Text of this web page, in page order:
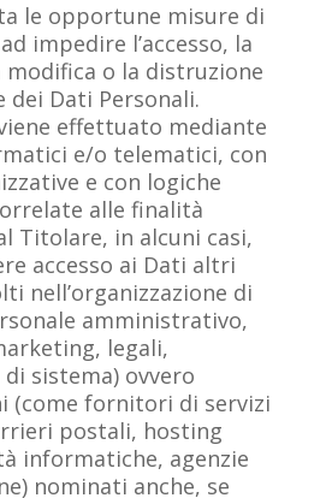
le opportune misure di
impedire l’accesso, la
modifica o la distruzione
dei Dati Personali.
effettuato mediante
e/o telematici, con
e con logiche
alle finalità
Titolare, in alcuni casi,
accesso ai Dati altri
nell’organizzazione di
amministrativo,
legali,
sistema) ovvero
(come fornitori di servizi
postali, hosting
informatiche, agenzie
nominati anche, se